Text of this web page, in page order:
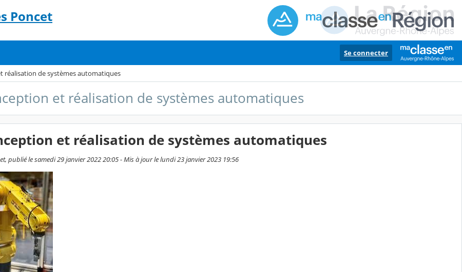
Poncet
Se connecter
réalisation de systèmes automatiques
et réalisation de systèmes automatiques
et réalisation de systèmes automatiques
publié le samedi 29 janvier 2022 20:05 - Mis à jour le lundi 23 janvier 2023 19:56